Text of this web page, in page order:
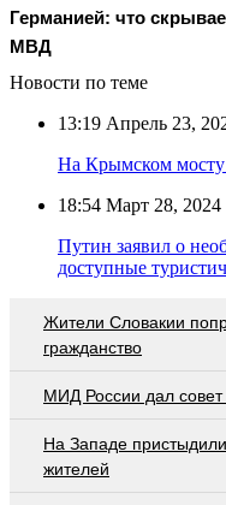
Германией: что
МВД
Новости по теме
13:19 Апрель 23,
На Крымском мосту
18:54 Март 28, 2024
Путин заявил о
доступные
Жители Словакии
гражданство
МИД России дал
На Западе
жителей